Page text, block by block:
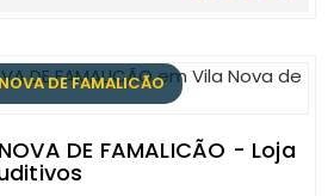
DE FAMALICÃO
DE FAMALICÃO - Loja